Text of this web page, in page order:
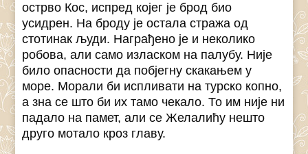
острво Кос, испред којег је брод био
усидрен. На броду је остала стража од
стотинак људи. Награђено је и неколико
робова, али само изласком на палубу. Није
било опасности да побјегну скакањем у
море. Морали би испливати на турско копно,
а зна се што би их тамо чекало. То им није ни
падало на памет, али се Желалићу нешто
друго мотало кроз главу.